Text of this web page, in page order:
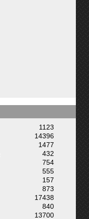
1123
14396
1477
432
754
555
157
873
17438
840
13700